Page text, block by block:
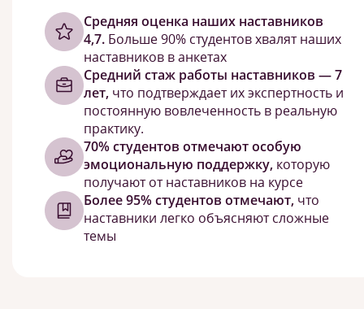
Cредняя оценка наших наставников
4,7. Больше 90% студентов хвалят наших
наставников в анкетах
Средний стаж работы наставников — 7
лет, что подтверждает их экспертность и
постоянную вовлеченность в реальную
практику.
70% студентов отмечают особую
эмоциональную поддержку, которую
получают от наставников на курсе
Более 95% студентов отмечают, что
наставники легко объясняют сложные
темы